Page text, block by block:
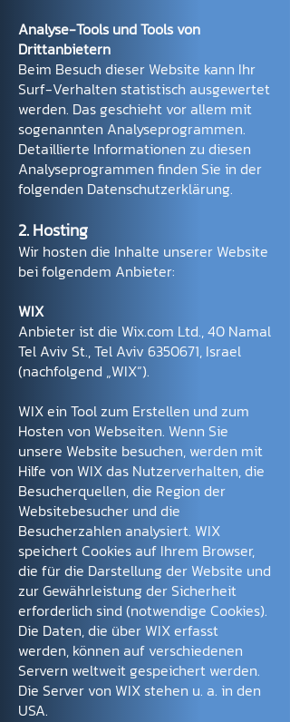
Analyse-Tools und Tools von
Drittanbietern
Beim Besuch dieser Website kann Ihr
Surf-Verhalten statistisch ausgewertet
werden. Das geschieht vor allem mit
sogenannten Analyseprogrammen.
Detaillierte Informationen zu diesen
Analyseprogrammen finden Sie in der
folgenden Datenschutzerklärung.
2. Hosting
Wir hosten die Inhalte unserer Website
bei folgendem Anbieter:
WIX
Anbieter ist die Wix.com Ltd., 40 Namal
Tel Aviv St., Tel Aviv 6350671, Israel
(nachfolgend „WIX“).
WIX ein Tool zum Erstellen und zum
Hosten von Webseiten. Wenn Sie
unsere Website besuchen, werden mit
Hilfe von WIX das Nutzerverhalten, die
Besucherquellen, die Region der
Websitebesucher und die
Besucherzahlen analysiert. WIX
speichert Cookies auf Ihrem Browser,
die für die Darstellung der Website und
zur Gewährleistung der Sicherheit
erforderlich sind (notwendige Cookies).
Die Daten, die über WIX erfasst
werden, können auf verschiedenen
Servern weltweit gespeichert werden.
Die Server von WIX stehen u. a. in den
USA.